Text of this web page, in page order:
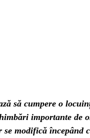
să cumpere o
importante de
modifică începând